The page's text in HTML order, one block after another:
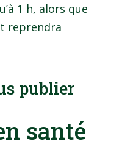
1 h, alors que
reprendra
publier
santé